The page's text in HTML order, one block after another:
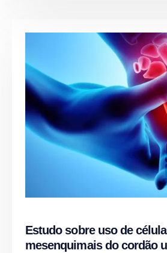
Estudo sobre uso de
mesenquimais do cordão